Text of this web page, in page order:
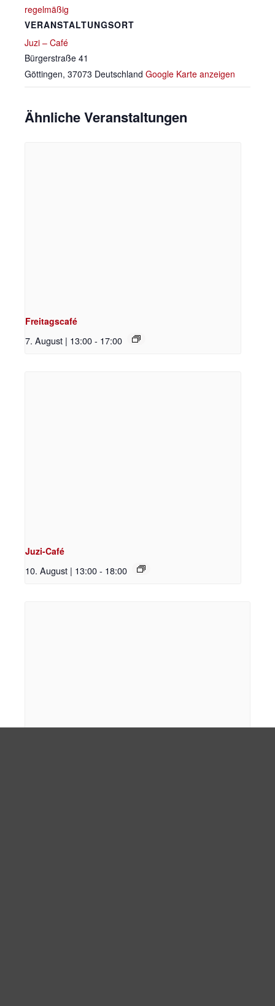
regelmäßig
VERANSTALTUNGSORT
Juzi – Café
Bürgerstraße 41
Göttingen, 37073 Deutschland Google Karte anzeigen
Ähnliche Veranstaltungen
Freitagscafé
7. August | 13:00- 17:00
Juzi-Café
10. August | 13:00- 18:00